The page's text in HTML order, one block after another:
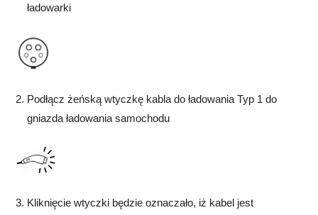
ładowarki
Podłącz żeńską wtyczkę kabla do ładowania Typ 1 do
gniazda ładowania samochodu
Kliknięcie wtyczki będzie oznaczało, iż kabel jest